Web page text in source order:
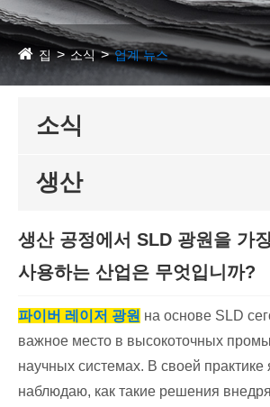
집 소식 업계 뉴스
소식
생산
생산 공정에서 SLD 광원을 가
사용하는 산업은 무엇입니까?
파이버 레이저 광원 на основе SLD
важное место в высокоточных
научных системах. В своей практике
наблюдаю, как такие решения